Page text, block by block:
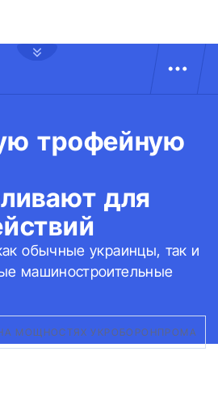
трофейную
для
обычные украинцы, так и
машиностроительные
МОЩНОСТЯХ УКРОБОРОНПРОМА